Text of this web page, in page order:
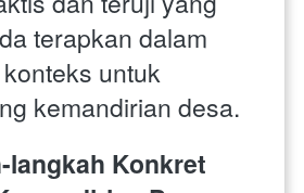
terapkan dalam
untuk
kemandirian desa.
langkah Konkret